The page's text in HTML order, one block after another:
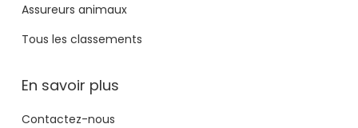
Assureurs animaux
Tous les classements
En savoir plus
Contactez-nous